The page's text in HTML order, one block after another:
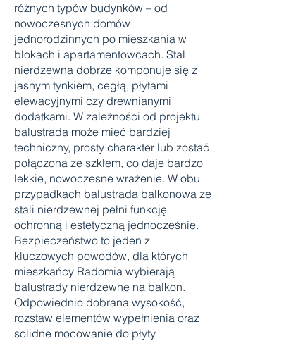
różnych typów budynków – od
nowoczesnych domów
jednorodzinnych po mieszkania w
blokach i apartamentowcach. Stal
nierdzewna dobrze komponuje się z
jasnym tynkiem, cegłą, płytami
elewacyjnymi czy drewnianymi
dodatkami. W zależności od projektu
balustrada może mieć bardziej
techniczny, prosty charakter lub zostać
połączona ze szkłem, co daje bardzo
lekkie, nowoczesne wrażenie. W obu
przypadkach balustrada balkonowa ze
stali nierdzewnej pełni funkcję
ochronną i estetyczną jednocześnie.
Bezpieczeństwo to jeden z
kluczowych powodów, dla których
mieszkańcy Radomia wybierają
balustrady nierdzewne na balkon.
Odpowiednio dobrana wysokość,
rozstaw elementów wypełnienia oraz
solidne mocowanie do płyty